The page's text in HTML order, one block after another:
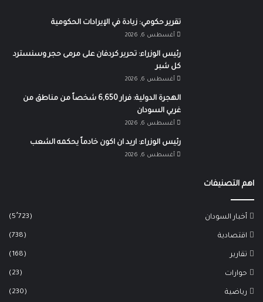
تقرير حكومي: زيادة في الإيرادات الحكومية
أغسطس 6, 2026
رئيس الوزراء: تحرير كردفان على مرمى حجر وسنسترد
كل شبر
أغسطس 6, 2026
الهجرة الدولية: فرار 6,650 شخصاً من مناطق من
غربي السودان
أغسطس 6, 2026
رئيس الوزراء: اريد ان اكون خادماً يحكمه الشعب
أغسطس 6, 2026
اهم التصنيفات
أخبار السودان (5٬723)
اقتصادية (738)
تقارير (168)
حوارات (23)
رياضية (230)